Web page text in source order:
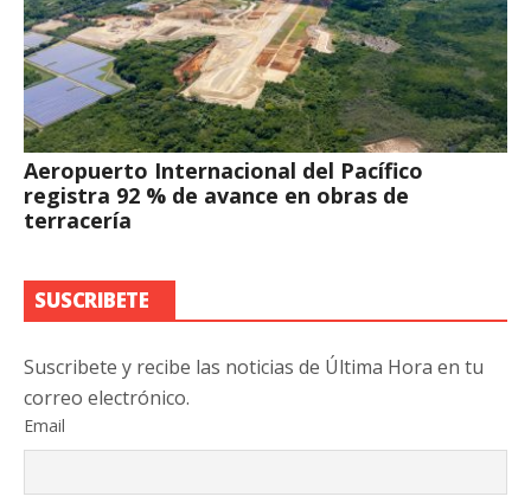
Aeropuerto Internacional del Pacífico
registra 92 % de avance en obras de
terracería
SUSCRIBETE
Suscribete y recibe las noticias de Última Hora en tu
correo electrónico.
Email